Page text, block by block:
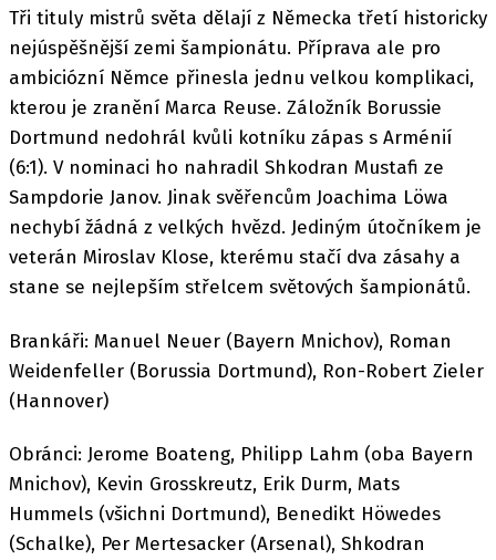
Tři tituly mistrů světa dělají z Německa třetí historicky
nejúspěšnější zemi šampionátu. Příprava ale pro
ambiciózní Němce přinesla jednu velkou komplikaci,
kterou je zranění Marca Reuse. Záložník Borussie
Dortmund nedohrál kvůli kotníku zápas s Arménií
(6:1). V nominaci ho nahradil Shkodran Mustafi ze
Sampdorie Janov. Jinak svěřencům Joachima Löwa
nechybí žádná z velkých hvězd. Jediným útočníkem je
veterán Miroslav Klose, kterému stačí dva zásahy a
stane se nejlepším střelcem světových šampionátů.
Brankáři: Manuel Neuer (Bayern Mnichov), Roman
Weidenfeller (Borussia Dortmund), Ron-Robert Zieler
(Hannover)
Obránci: Jerome Boateng, Philipp Lahm (oba Bayern
Mnichov), Kevin Grosskreutz, Erik Durm, Mats
Hummels (všichni Dortmund), Benedikt Höwedes
(Schalke), Per Mertesacker (Arsenal), Shkodran